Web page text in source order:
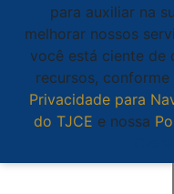
para auxiliar na
melhorar nossos
você está ciente de
recursos, conforme
Privacidade para
do TJCE e nossa